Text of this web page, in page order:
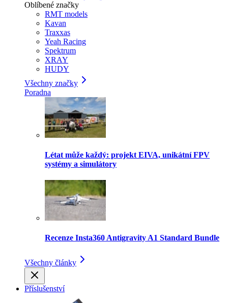
Oblíbené značky
RMT models
Kavan
Traxxas
Yeah Racing
Spektrum
XRAY
HUDY
Všechny značky
Poradna
Létat může každý: projekt EIVA, unikátní FPV
systémy a simulátory
Recenze Insta360 Antigravity A1 Standard Bundle
Všechny články
Příslušenství